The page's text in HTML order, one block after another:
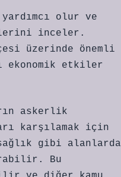
olur ve
inceler.
üzerinde önemli
ekonomik etkiler
askerlik
karşılamak için
sağlık gibi alanlarda
Bu